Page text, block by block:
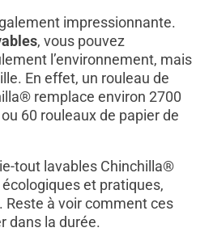
impressionnante.
, vous pouvez
l’environnement, mais
En effet, un rouleau de
remplace environ 2700
60 rouleaux de papier de
tout lavables Chinchilla®
et pratiques,
Reste à voir comment ces
dans la durée.